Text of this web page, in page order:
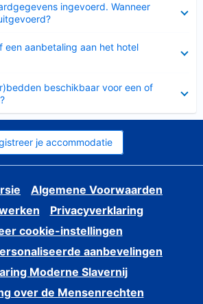
ingevoerd. Wanneer
een aanbetaling aan het hotel
beschikbaar voor een of
je accommodatie
Algemene Voorwaarden
Privacyverklaring
cookie-instellingen
aanbevelingen
Moderne Slavernij
over de Mensenrechten